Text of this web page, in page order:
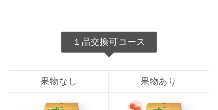
１品交換可コース
果物なし 果物あり